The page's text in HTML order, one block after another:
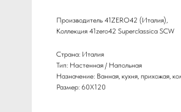
Производитель 41ZERO42 (Италия),
Коллекция 41zero42 Superclassica SCW
Страна: Италия
Тип: Настенная / Напольная
Назначение: Ванная, кухня, прихожая,
Размер: 60Х120